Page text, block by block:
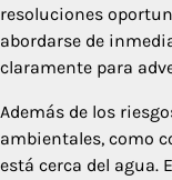
resoluciones
abordarse de
claramente para
Además de los
ambientales, como
está cerca del agua.